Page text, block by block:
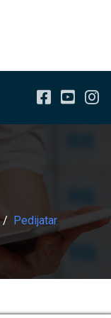
Pedijatar